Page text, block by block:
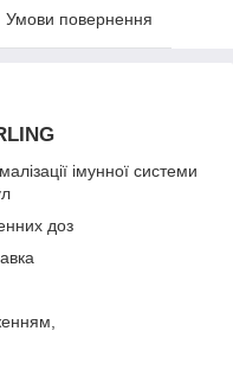
Умови повернення
імунної системи
доз